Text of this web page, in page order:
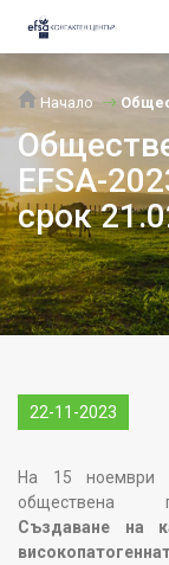
Начало
EFSA-
срок
22-11-2023
На 15 ноември
обществена
Създаване на